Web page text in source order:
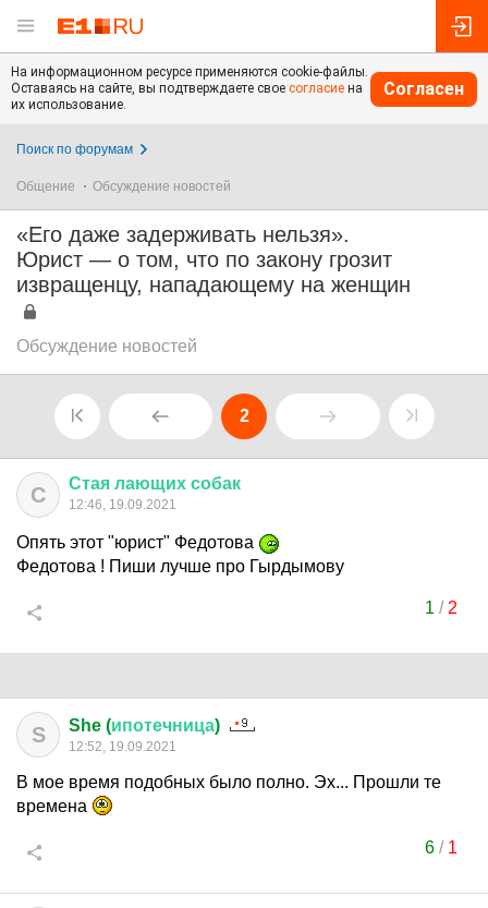
На информационном ресурсе применяются cookie-файлы.
Оставаясь на сайте, вы подтверждаете свое согласие на
их использование.
Согласен
Поиск по форумам
Общение Обсуждение новостей
«Его даже задерживать нельзя».
Юрист — о том, что по закону грозит
извращенцу, нападающему на женщин
Обсуждение новостей
2
С Стая лающих собак
12:46, 19.09.2021
Опять этот "юрист" Федотова
Федотова ! Пиши лучше про Гырдымову
1 / 2
S She (ипотечница)
12:52, 19.09.2021
В мое время подобных было полно. Эх... Прошли те
времена
6/ 1